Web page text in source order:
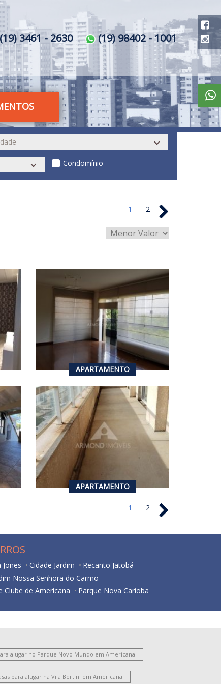
3461 - 2630 (19) 98402 - 1001
Condomínio
1 2
APARTAMENTO
R$ 1.100.000,00 VENDA
2 204m²
APARTAMENTO
R$ 2.400.000,00 VENDA
1 2
Jones Cidade Jardim
Recanto Jatobá
Nossa Senhora do Carmo
Clube de Americana
Parque Nova Carioba
Horto Florestal Jacyra I
Mantovani
Jardim São Domingos
Clube de Campinas
Parque Gramado
alugar no Parque Novo Mundo em Americana
para alugar na Vila Bertini em Americana